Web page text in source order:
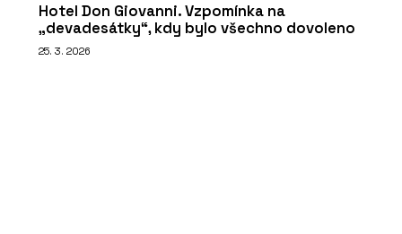
Hotel Don Giovanni. Vzpomínka na
„devadesátky“, kdy bylo všechno dovoleno
25. 3. 2026